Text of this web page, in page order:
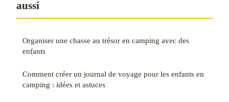
aussi
Organiser une chasse au trésor en camping avec des
enfants
Comment créer un journal de voyage pour les enfants en
camping : idées et astuces